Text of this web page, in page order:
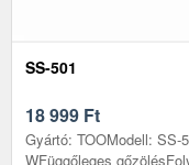
SS-501
18 999 Ft
Gyártó: TOOModell: SS-
WFüggőleges